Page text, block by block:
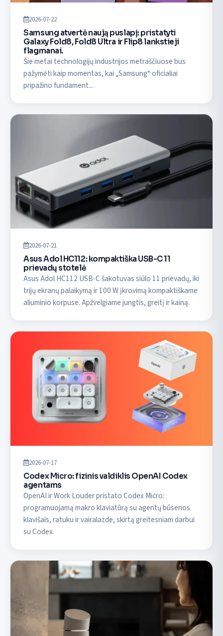
2026-07-22
Samsung atvertė naują puslapį: pristatyti
Galaxy Fold8, Fold8 Ultra ir Flip8 lankstieji
flagmanai.
Šie metai technologijų industrijos metraščiuose bus
pažymėti kaip momentas, kai „Samsung“ oficialiai
pripažino fundament...
2026-07-21
Asus Adol HC112: kompaktiška USB-C 11
prievadų stotelė
Asus Adol HC112 USB-C šakotuvas siūlo 11 prievadų, iki
trijų ekranų palaikymą ir 100 W įkrovimą kompaktiškame
aliuminio korpuse. Apžvelgiame jungtis, greitį ir kainą.
2026-07-17
Codex Micro: fizinis valdiklis OpenAI Codex
agentams
OpenAI ir Work Louder pristato Codex Micro:
programuojamą makro klaviatūrą su agentų būsenos
klavišais, ratuku ir vairalazde, skirtą greitesniam darbui
su Codex.